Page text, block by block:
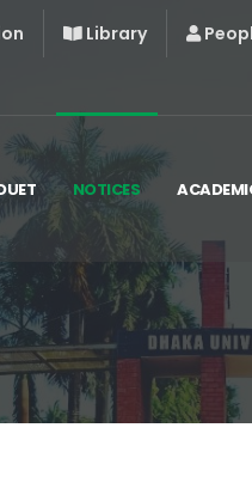
Library
NOTICES